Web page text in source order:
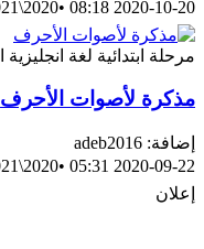
2020-10-20 08:18
•
2020\2021
مرحلة ابتدائية لغة انجليزية
مذكرة لأصوات الأحرف
إضافة: adeb2016
2020-09-22 05:31
•
2020\2021
إعلان